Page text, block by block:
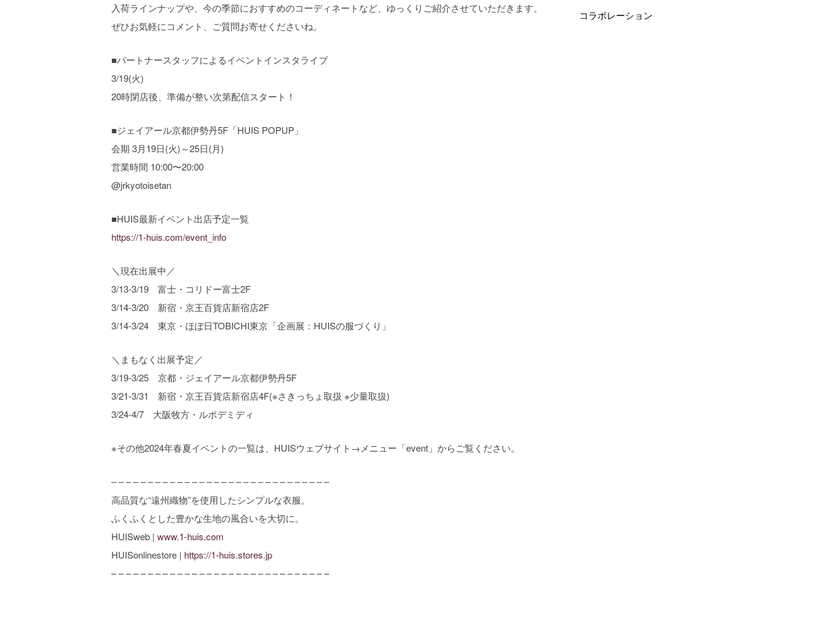
入荷ラインナップや、今の季節におすすめのコーディネートなど、ゆっくりご紹介させていただきます。
ぜひお気軽にコメント、ご質問お寄せくださいね。
■パートナースタッフによるイベントインスタライブ
3/19(火)
20時閉店後、準備が整い次第配信スタート！
■ジェイアール京都伊勢丹5F「HUIS POPUP」
会期 3月19日(火)～25日(月)
営業時間 10:00〜20:00
@jrkyotoisetan
■HUIS最新イベント出店予定一覧
https://1-huis.com/event_info
＼現在出展中／
3/13-3/19 富士・コリドー富士2F
3/14-3/20 新宿・京王百貨店新宿店2F
3/14-3/24 東京・ほぼ日TOBICHI東京「企画展：HUISの服づくり」
＼まもなく出展予定／
3/19-3/25 京都・ジェイアール京都伊勢丹5F
3/21-3/31 新宿・京王百貨店新宿店4F(※さきっちょ取扱 ※少量取扱)
3/24-4/7 大阪牧方・ルポデミディ
※その他2024年春夏イベントの一覧は、HUISウェブサイト→メニュー「event」からご覧ください。
– – – – – – – – – – – – – – – – – – – – – – – – – – – – – –
高品質な“遠州織物”を使用したシンプルな衣服。
ふくふくとした豊かな生地の風合いを大切に。
HUISweb | www.1-huis.com
HUISonlinestore | https://1-huis.stores.jp
– – – – – – – – – – – – – – – – – – – – – – – – – – – – – –
コラボレーション